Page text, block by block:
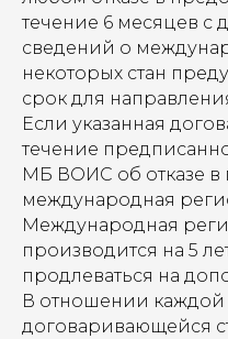
течение 6 месяцев с
сведений о
некоторых стан
срок для
Если указанная
течение
МБ ВОИС об отказе в
международная
Международная
производится на 5
продлеваться на
В отношении каждой
договаривающейся